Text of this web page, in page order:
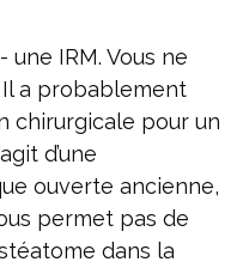
IRM. Vous ne
a probablement
chirurgicale pour un
d’une
ouverte ancienne,
permet pas de
dans la